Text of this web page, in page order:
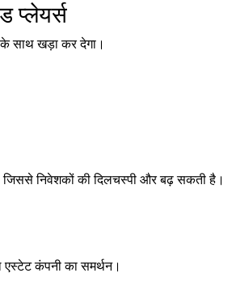
प्लेयर्स
साथ खड़ा कर देगा।
निवेशकों की दिलचस्पी और बढ़ सकती है।
कंपनी का समर्थन।